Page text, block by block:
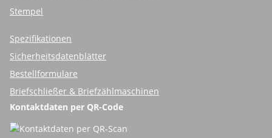
Stempel
Spezifikationen
Sicherheitsdatenblätter
Bestellformulare
Briefschließer & Briefzählmaschinen
Kontaktdaten per QR-Code